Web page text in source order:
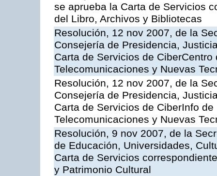
se aprueba la Carta de Servicios
del Libro, Archivos y Bibliotecas
Resolución, 12 nov 2007, de la
Consejería de Presidencia,
Carta de Servicios de
Telecomunicaciones y Nuevas
Resolución, 12 nov 2007, de la
Consejería de Presidencia,
Carta de Servicios de CiberInfo
Telecomunicaciones y Nuevas
Resolución, 9 nov 2007, de la
de Educación, Universidades,
Carta de Servicios
y Patrimonio Cultural